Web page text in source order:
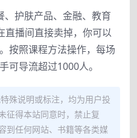
护肤产品、金融、教育
播间直接卖掉，你可以
按照课程方法操作，每场
可导流超过1000人。
殊说明或标注，均为用户投
征得本站同意时，禁止复
到任何网站、书籍等各类媒